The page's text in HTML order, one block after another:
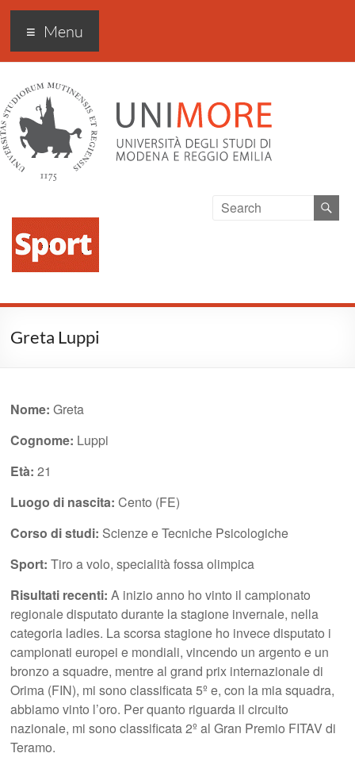
Sport Excellence
Menu
Greta Luppi
Nome:Greta
Cognome: Luppi
Età: 21
Luogo di nascita: Cento (FE)
Corso di studi: Scienze e Tecniche Psicologiche
Sport:Tiro a volo, specialità fossa olimpica
Risultati recenti: A inizio anno ho vinto il campionato
regionale disputato durante la stagione invernale, nella
categoria ladies. La scorsa stagione ho invece disputato i
campionati europei e mondiali, vincendo un argento e un
bronzo a squadre, mentre al grand prix internazionale di
Orima (FIN), mi sono classificata 5º e, con la mia squadra,
abbiamo vinto l’oro. Per quanto riguarda il circuito
nazionale, mi sono classificata 2º al Gran Premio FITAV di
Teramo.